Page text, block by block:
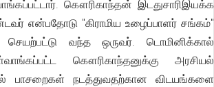
கௌரிகாந்தன் இடதுசாரிஇயக்க
என்பதோடு "கிராமிய உழைப்பாளர் சங்கம்"
வந்த ஒருவர். டொமினிக்கால்
கௌரிகாந்தனுக்கு அரசியல்
பாசறைகள் நடத்துவதற்கான விடயங்களை